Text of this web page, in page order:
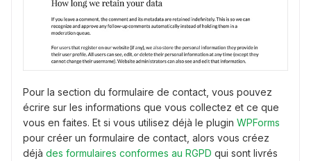
Pour la section du formulaire de contact, vous pouvez
écrire sur les informations que vous collectez et ce que
vous en faites. Et si vous utilisez déjà le plugin WPForms
pour créer un formulaire de contact, alors vous créez
déjà des formulaires conformes au RGPD qui sont livrés